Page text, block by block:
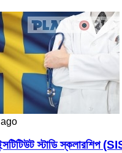
স্টাডি স্কলারশিপ